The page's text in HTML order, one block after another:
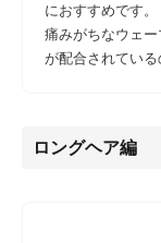
におすすめです。
痛みがちなウェ
が配合されている
ロングヘア編